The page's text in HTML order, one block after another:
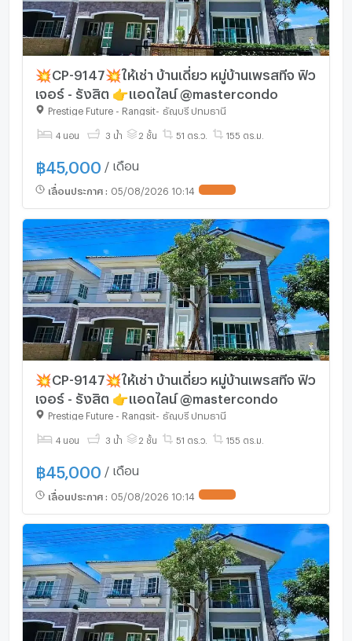
💥CP-9147💥ให้เช่า บ้านเดี่ยว หมู่บ้านเพรสทีจ ฟิว
เจอร์ - รังสิต 👉แอดไลน์ @mastercondo
Prestige Future - Rangsit- ธัญบุรี ปทุมธานี
4 นอน 3 น้ำ 2 ชั้น 51 ตร.ว. 155 ตร.ม.
฿ 45,000 / เดือน
เลื่อนประกาศ : 05/08/2026 10:14
💥CP-9147💥ให้เช่า บ้านเดี่ยว หมู่บ้านเพรสทีจ ฟิว
เจอร์ - รังสิต 👉แอดไลน์ @mastercondo
Prestige Future - Rangsit- ธัญบุรี ปทุมธานี
4 นอน 3 น้ำ 2 ชั้น 51 ตร.ว. 155 ตร.ม.
฿ 45,000 / เดือน
เลื่อนประกาศ : 05/08/2026 10:14